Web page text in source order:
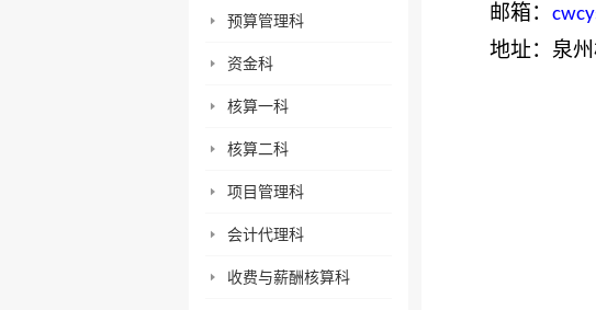
预算管理科
资金科
核算一科
核算二科
项目管理科
会计代理科
收费与薪酬核算科
邮箱：
地址：泉